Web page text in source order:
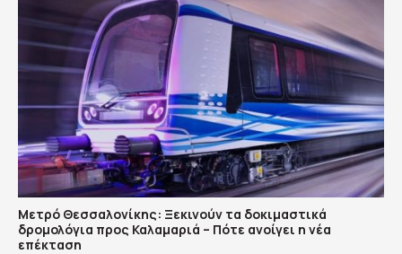
Μετρό Θεσσαλονίκης: Ξεκινούν τα δοκιμαστικά
δρομολόγια προς Καλαμαριά – Πότε ανοίγει η νέα
επέκταση